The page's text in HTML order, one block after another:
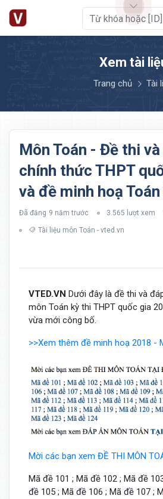
Xem tài
Trang chủ Tài
Môn Toán - Đề thi
chính thức THPT
và đề minh hoạ
Đã đăng 9 năm trước 3.565 lượt xem
Tài liệu môn Toán - vted.vn
VTED.VN Dưới đây là đề thi và
môn Toán kỳ thi THPT quốc gia
vừa mới công bố.
>>Xem thêm đề minh hoạ 2018 -
Mời các bạn xem ĐỀ THI MÔN
Mã đề 101 ; Mã đề 102 ; Mã đề
đề 105 ; Mã đề 106 ; Mã đề 107 ;